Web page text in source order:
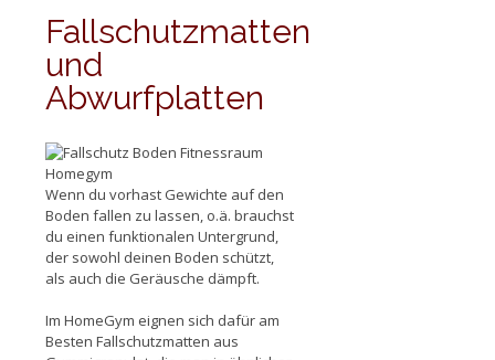
Fallschutzmatten
und
Abwurfplatten
Wenn du vorhast Gewichte auf den
Boden fallen zu lassen, o.ä. brauchst
du einen funktionalen Untergrund,
der sowohl deinen Boden schützt,
als auch die Geräusche dämpft.
Im HomeGym eignen sich dafür am
Besten Fallschutzmatten aus